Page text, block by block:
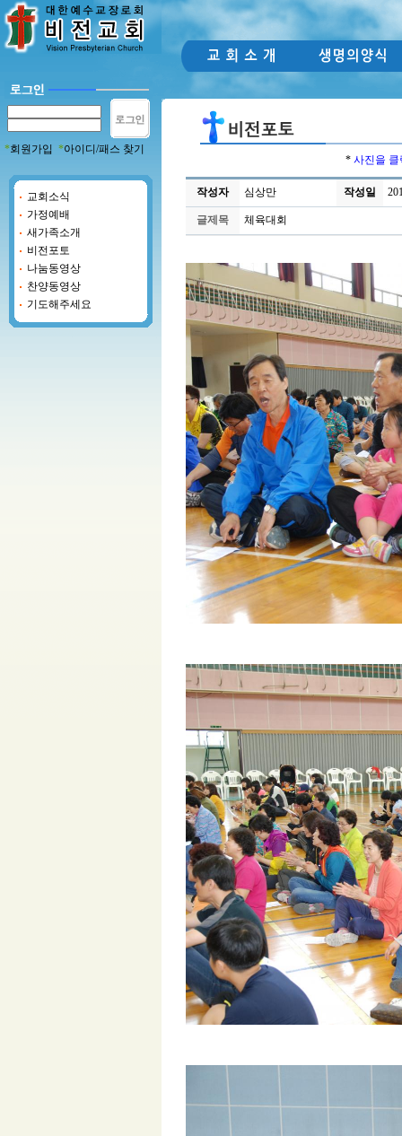
*회원가입 *아이디/패스 찾기
교회소식
가정예배
새가족소개
비전포토
나눔동영상
찬양동영상
기도해주세요
* 사진을 클
작성자 심상만 작성일
글제목 체육대회